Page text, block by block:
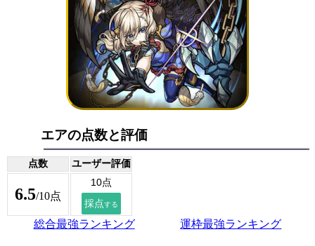
エアの点数と評価
点数 ユーザー評価
6.5/10点
総合最強ランキング 運枠最強ランキング